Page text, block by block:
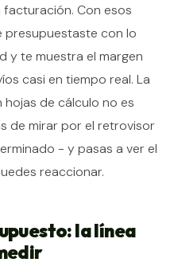
Con esos
presupuestaste con lo
y te muestra el margen
casi en tiempo real. La
de cálculo no es
de mirar por el retrovisor
- y pasas a ver el
reaccionar.
la línea